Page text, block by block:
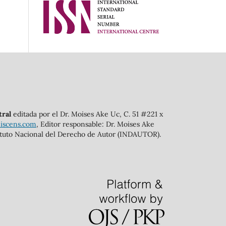
editada por el Dr. Moises Ake Uc, C. 51 #221 x
, Editor responsable: Dr. Moises Ake
Nacional del Derecho de Autor (INDAUTOR).